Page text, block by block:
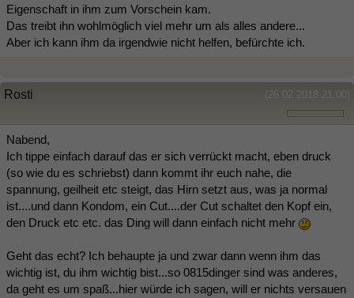
Eigenschaft in ihm zum Vorschein kam.
Das treibt ihn wohlmöglich viel mehr um als alles andere...
Aber ich kann ihm da irgendwie nicht helfen, befürchte ich.
(26.02.2018 21:00)
Rosti
Nabend,
Ich tippe einfach darauf das er sich verrückt macht, eben druck
(so wie du es schriebst) dann kommt ihr euch nahe, die
spannung, geilheit etc steigt, das Hirn setzt aus, was ja normal
ist....und dann Kondom, ein Cut....der Cut schaltet den Kopf ein,
den Druck etc etc. das Ding will dann einfach nicht mehr
Geht das echt? Ich behaupte ja und zwar dann wenn ihm das
wichtig ist, du ihm wichtig bist...so 0815dinger sind was anderes,
da geht es um spaß...hier würde ich sagen, will er nichts versauen